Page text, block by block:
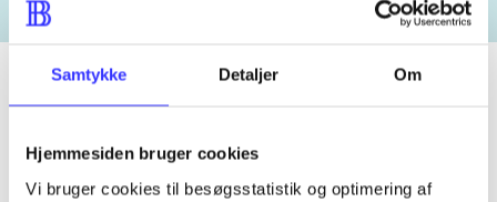
Samtykke Detaljer Om
Hjemmesiden bruger cookies
Vi bruger cookies til besøgsstatistik og optimering af
Tidsskrift
Artiklen er en del af